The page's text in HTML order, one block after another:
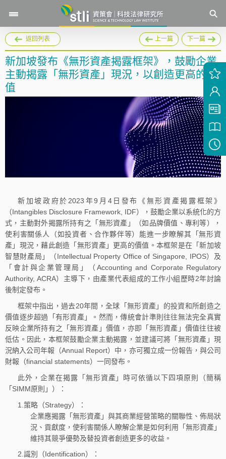
返回列表 上一篇 下一篇
新加坡發布《無形資產揭露框架》，鼓勵企業
主動揭露「無形資產」現況，以創造更高的價
值
新加坡政府於2023年9月4日發布《無形資產揭露框架》
（Intangibles Disclosure Framework, IDF），鼓勵企業以系統化的方
式，主動對外揭露所持有之「無形資產」（如品牌價值、專利等），
使利害關係人（如投資者、合作夥伴等）能進一步瞭解其「無形資
產」現況，藉此創造「無形資產」更高的價值。本框架是在「新加坡
智慧財產局」（Intellectual Property Office of Singapore, IPOS）及
「會計與企業管理局」（Accounting and Corporate Regulatory
Authority, ACRA）主導下，由產業代表組成的工作小組歷時2年討論
後制定發布。
框架中指出，過去20年間，全球「無形資產」的投資和所創造之
價值逐步超過「有形資產」。然而，傳統會計準則往往無法完全真實
反映企業所持有之「無形資產」價值，亦即「無形資產」價值往往被
低估。因此，本框架鼓勵企業主動揭露，並建議可將「無形資產」現
況納入公司年報（Annual Report）中，亦可獨立成一份報告，與公司
財報（financial statements）一同發布。
此外，企業在揭露「無形資產」時可依循以下四項原則（簡稱
「SIMM原則」）：
1.策略（Strategy）：
企業應揭露「無形資產」與其商業經營策略的關聯性、佈局狀
況、貢獻度，使利害關係人瞭解企業是如何利用「無形資產」
維持其競爭優勢及替投資者創造更多的收益。
2.識別（Identification）：